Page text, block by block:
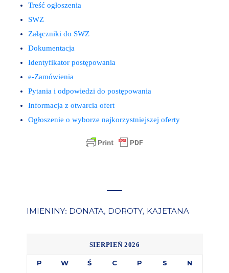
Treść ogłoszenia
SWZ
Załączniki do SWZ
Dokumentacja
Identyfikator postępowania
e-Zamówienia
Pytania i odpowiedzi do postępowania
Informacja z otwarcia ofert
Ogłoszenie o wyborze najkorzystniejszej oferty
IMIENINY: DONATA, DOROTY, KAJETANA
SIERPIEŃ 2026
P W Ś C P S
N